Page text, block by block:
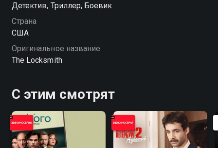
Детектив, Триллер, Боевик
Страна
США
Оригинальное название
The Locksmith
С этим смотрят